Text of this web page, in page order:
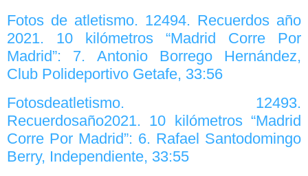
Fotos de atletismo. 12494. Recuerdos año
2021. 10 kilómetros “Madrid Corre Por
Madrid”: 7. Antonio Borrego Hernández,
Club Polideportivo Getafe, 33:56
Fotosdeatletismo. 12493.
Recuerdosaño2021. 10 kilómetros “Madrid
Corre Por Madrid”: 6. Rafael Santodomingo
Berry, Independiente, 33:55